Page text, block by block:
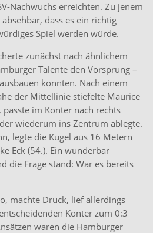
Nachwuchs erreichten. Zu jenem
dass es ein richtig
Spiel werden würde.
zunächst nach ähnlichem
Talente den Vorsprung –
konnten. Nach einem
der Mittellinie stiefelte Maurice
im Konter nach rechts
wiederum ins Zentrum ablegte.
legte die Kugel aus 16 Metern
Eck (54.). Ein wunderbar
die Frage stand: War es bereits
machte Druck, lief allerdings
Konter zum 0:3
waren die Hamburger